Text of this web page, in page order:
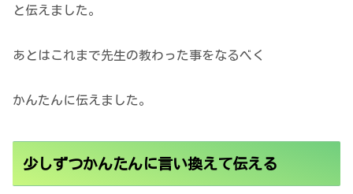
と伝えました。
あとはこれまで先生の教わった事をなるべく
かんたんに伝えました。
少しずつかんたんに言い換えて伝える